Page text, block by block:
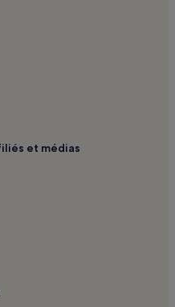
parking
et médias